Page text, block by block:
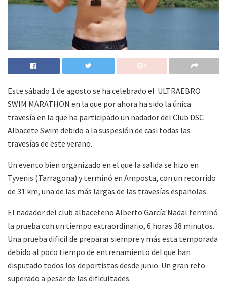
Este sábado 1 de agosto se ha celebrado el ULTRAEBRO
SWIM MARATHON en la que por ahora ha sido la única
travesía en la que ha participado un nadador del Club DSC
Albacete Swim debido a la suspesión de casi todas las
travesías de este verano.
Un evento bien organizado en el que la salida se hizo en
Tyvenis (Tarragona) y terminó en Amposta, con un recorrido
de 31 km, una de las más largas de las travesías españolas.
El nadador del club albaceteño Alberto García Nadal terminó
la prueba con un tiempo extraordinario, 6 horas 38 minutos.
Una prueba dificil de preparar siempre y más esta temporada
debido al poco tiempo de entrenamiento del que han
disputado todos los deportistas desde junio. Un gran reto
superado a pesar de las dificultades.